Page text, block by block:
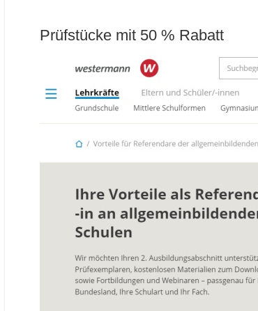
Prüfstücke mit 50 % Rabatt